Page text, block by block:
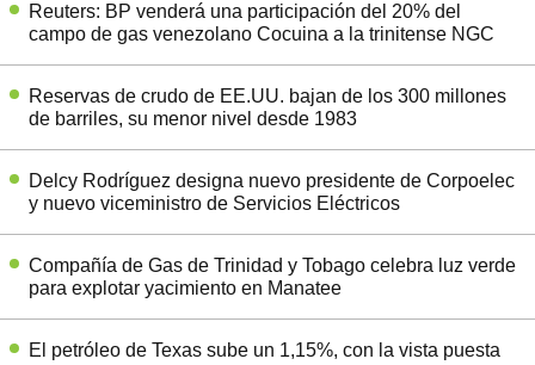
Reuters: BP venderá una participación del 20% del
campo de gas venezolano Cocuina a la trinitense NGC
Reservas de crudo de EE.UU. bajan de los 300 millones
de barriles, su menor nivel desde 1983
Delcy Rodríguez designa nuevo presidente de Corpoelec
y nuevo viceministro de Servicios Eléctricos
Compañía de Gas de Trinidad y Tobago celebra luz verde
para explotar yacimiento en Manatee
El petróleo de Texas sube un 1,15%, con la vista puesta